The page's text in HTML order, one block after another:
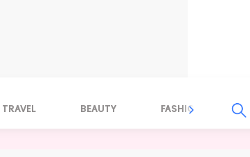
TRAVEL BEAUTY FASHION